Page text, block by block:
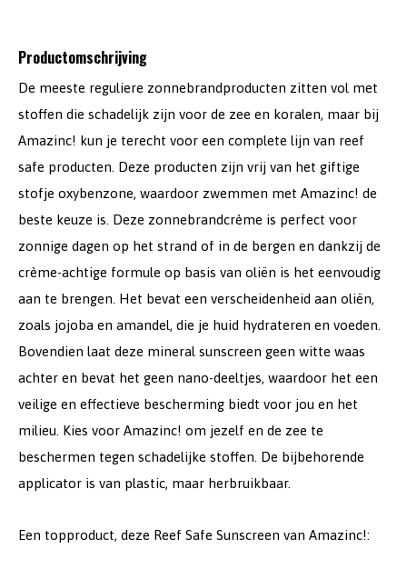
Productomschrijving
De meeste reguliere zonnebrandproducten zitten vol met
stoffen die schadelijk zijn voor de zee en koralen, maar bij
Amazinc! kun je terecht voor een complete lijn van reef
safe producten. Deze producten zijn vrij van het giftige
stofje oxybenzone, waardoor zwemmen met Amazinc! de
beste keuze is. Deze zonnebrandcrème is perfect voor
zonnige dagen op het strand of in de bergen en dankzij de
crème-achtige formule op basis van oliën is het eenvoudig
aan te brengen. Het bevat een verscheidenheid aan oliën,
zoals jojoba en amandel, die je huid hydrateren en voeden.
Bovendien laat deze mineral sunscreen geen witte waas
achter en bevat het geen nano-deeltjes, waardoor het een
veilige en effectieve bescherming biedt voor jou en het
milieu. Kies voor Amazinc! om jezelf en de zee te
beschermen tegen schadelijke stoffen. De bijbehorende
applicator is van plastic, maar herbruikbaar.
Een topproduct, deze Reef Safe Sunscreen van Amazinc!: